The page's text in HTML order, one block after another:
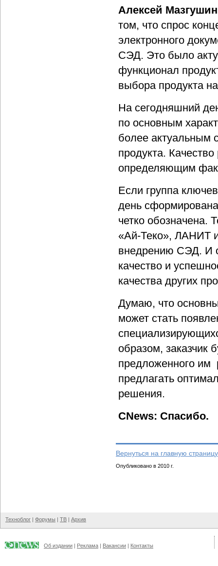
Алексей
том, что спрос
электронного
СЭД. Это было
функционал
выбора продукта
На сегодняшний
по основным
более актуальным
продукта.
определяющим
Если группа
день
четко обозначена.
«Ай-Теко», ЛАНИТ
внедрению СЭД. И
качество и
качества других
Думаю, что
может стать
образом, заказчик
предложенного им
предлагать
решения.
CNews: Спасибо.
Вернуться на главную
Опубликовано в 2010 г.
Техноблог | Форумы | ТВ | Архив
Об издании | Реклама | Вакансии | Контакты